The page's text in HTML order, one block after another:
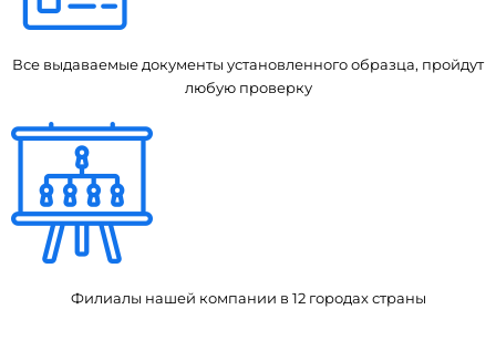
Все выдаваемые документы установленного образца, пройдут
любую проверку
Филиалы нашей компании в 12 городах страны